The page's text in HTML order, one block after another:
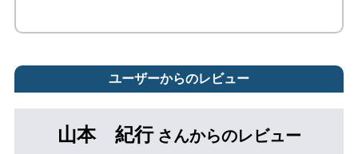
ユーザーからのレビュー
山本 紀行 さんからのレビュー